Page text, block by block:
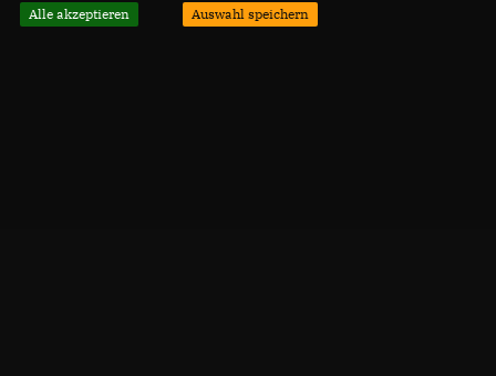
Alle akzeptieren Auswahl speichern